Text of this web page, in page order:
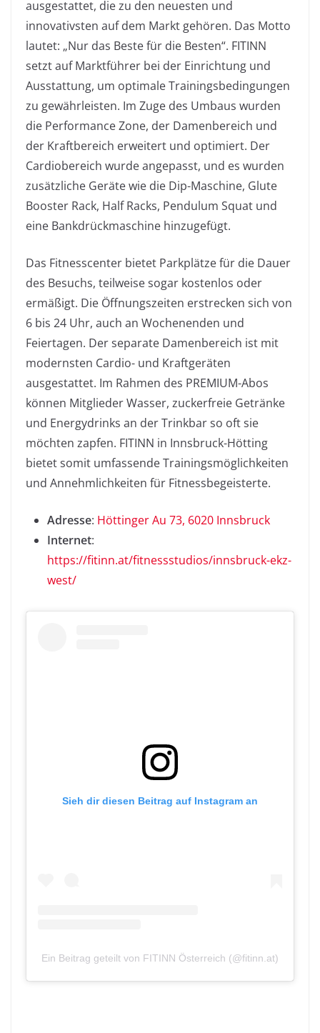
ausgestattet, die zu den neuesten und
innovativsten auf dem Markt gehören. Das Motto
lautet: „Nur das Beste für die Besten“. FITINN
setzt auf Marktführer bei der Einrichtung und
Ausstattung, um optimale Trainingsbedingungen
zu gewährleisten. Im Zuge des Umbaus wurden
die Performance Zone, der Damenbereich und
der Kraftbereich erweitert und optimiert. Der
Cardiobereich wurde angepasst, und es wurden
zusätzliche Geräte wie die Dip-Maschine, Glute
Booster Rack, Half Racks, Pendulum Squat und
eine Bankdrückmaschine hinzugefügt.
Das Fitnesscenter bietet Parkplätze für die Dauer
des Besuchs, teilweise sogar kostenlos oder
ermäßigt. Die Öffnungszeiten erstrecken sich von
6 bis 24 Uhr, auch an Wochenenden und
Feiertagen. Der separate Damenbereich ist mit
modernsten Cardio- und Kraftgeräten
ausgestattet. Im Rahmen des PREMIUM-Abos
können Mitglieder Wasser, zuckerfreie Getränke
und Energydrinks an der Trinkbar so oft sie
möchten zapfen. FITINN in Innsbruck-Hötting
bietet somit umfassende Trainingsmöglichkeiten
und Annehmlichkeiten für Fitnessbegeisterte.
Adresse: Höttinger Au 73, 6020 Innsbruck
Internet:
https://fitinn.at/fitnessstudios/innsbruck-ekz-
west/
Sieh dir diesen Beitrag auf Instagram an
Ein Beitrag geteilt von FITINN Österreich (@fitinn.at)